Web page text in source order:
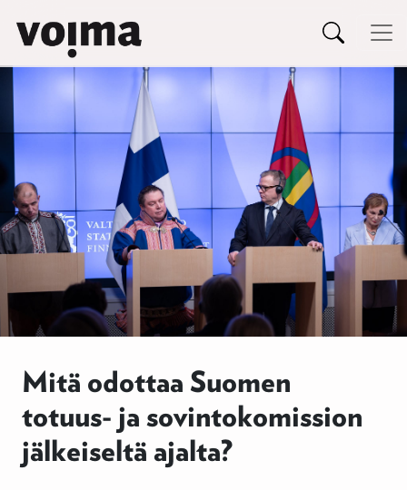
Siirry sisältöön
Päävalikko
Mitä odottaa Suomen
totuus- ja sovintokomission
jälkeiseltä ajalta?